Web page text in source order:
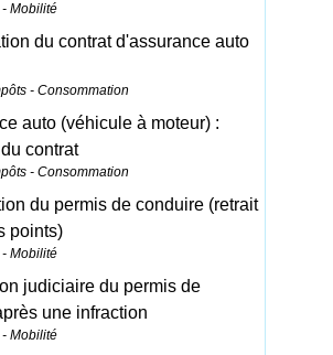
- Mobilité
du contrat d'assurance auto
- Consommation
auto (véhicule à moteur) :
contrat
- Consommation
du permis de conduire (retrait
points)
- Mobilité
judiciaire du permis de
une infraction
- Mobilité